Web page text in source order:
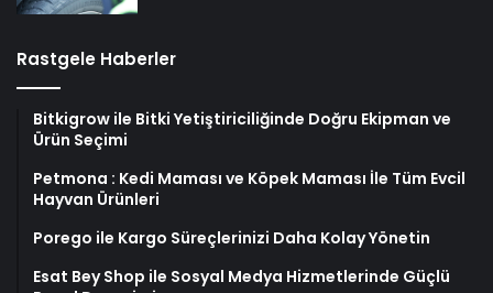
Rastgele Haberler
Bitkigrow ile Bitki Yetiştiriciliğinde Doğru Ekipman ve
Ürün Seçimi
Petmona : Kedi Maması ve Köpek Maması İle Tüm Evcil
Hayvan Ürünleri
Porego ile Kargo Süreçlerinizi Daha Kolay Yönetin
Esat Bey Shop ile Sosyal Medya Hizmetlerinde Güçlü